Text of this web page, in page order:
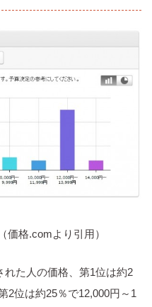
価格.comより引用）
れた人の価格、第1位は約2
2位は約25％で12,000円～1